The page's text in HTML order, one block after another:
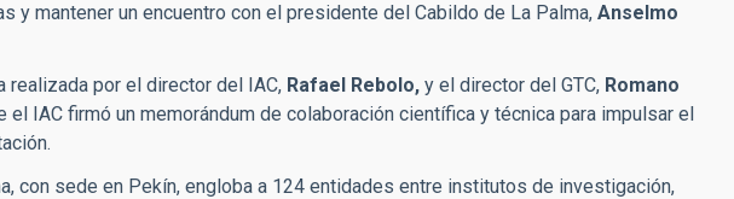
y mantener un encuentro con el presidente del Cabildo de La Palma, Anselmo
realizada por el director del IAC, Rafael Rebolo, y el director del GTC, Romano
el IAC firmó un memorándum de colaboración científica y técnica para impulsar el
con sede en Pekín, engloba a 124 entidades entre institutos de investigación,